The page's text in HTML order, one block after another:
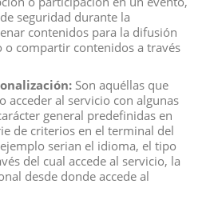
JACK RUSSELL TERRIER
View
seguridad durante la
contenidos para la difusión
o compartir contenidos a través
Son aquéllas que
acceder al servicio con algunas
general predefinidas en
de criterios en el terminal del
serian el idioma, el tipo
del cual accede al servicio, la
desde donde accede al